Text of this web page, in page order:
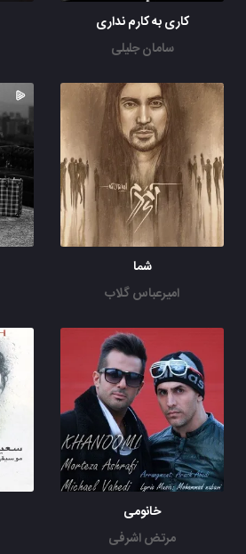
کاری به کارم نداری
سامان جلیلی
شما
امیرعباس گلاب
خانومی
مرتض اشرفی